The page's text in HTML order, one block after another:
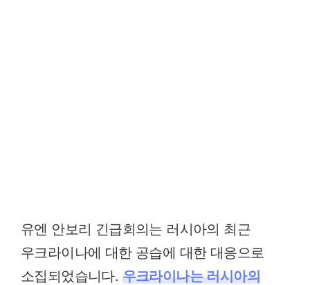
유엔 안보리 긴급회의는 러시아의 최근
우크라이나에 대한 공습에 대한 대응으로
소집되었습니다. 우크라이나는 러시아의